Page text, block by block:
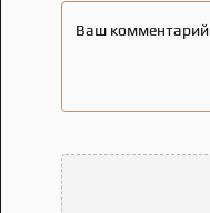
Ваш комментарий